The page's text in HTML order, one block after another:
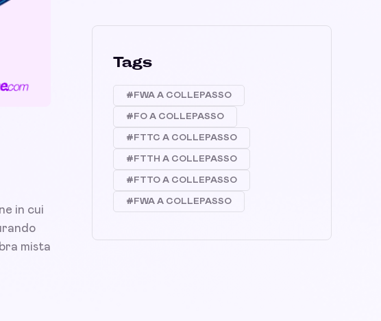
in cui
mista
Tags
#FWA A COLLEPASSO
#FO A COLLEPASSO
#FTTC A COLLEPASSO
#FTTH A COLLEPASSO
#FTTO A COLLEPASSO
#FWA A COLLEPASSO